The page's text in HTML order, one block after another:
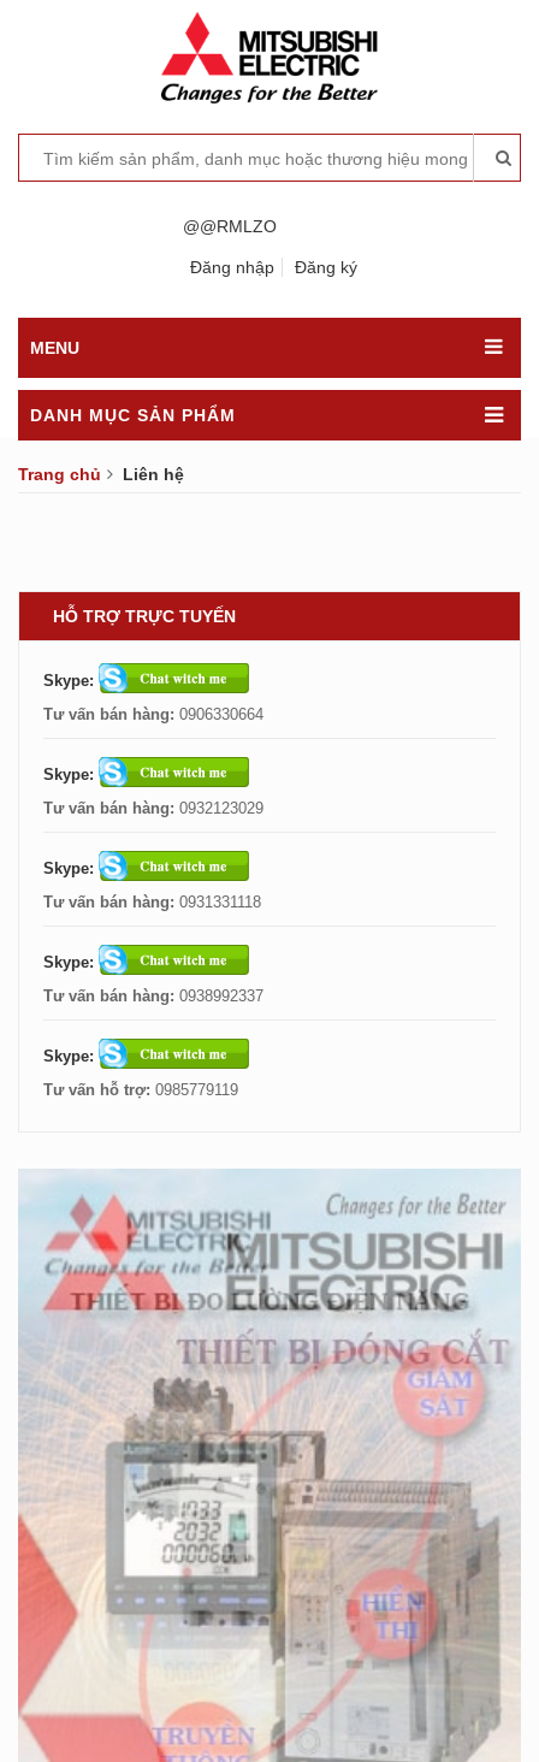
@@RMLZO
Đăng nhập Đăng ký
MENU
DANH MỤC SẢN PHẨM
Trang chủ Liên hệ
HỖ TRỢ TRỰC TUYẾN
Skype:
Tư vấn bán hàng: 0906330664
Skype:
Tư vấn bán hàng: 0932123029
Skype:
Tư vấn bán hàng: 0931331118
Skype:
Tư vấn bán hàng: 0938992337
Skype:
Tư vấn hỗ trợ: 0985779119